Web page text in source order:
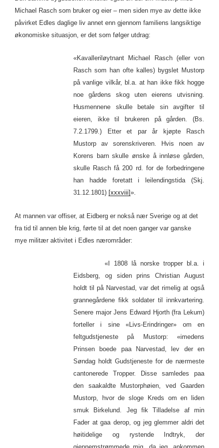
Michael Rasch som bruker og eier – men siden mye av dette ikke
påvirket Edles daglige liv annet enn gjennom familiens langsiktige
økonomiske situasjon, er det som følger utdrag:
«Kavalleriløytnant Michael Rasch (eller von
Rasch som han ofte kalles) bygslet Mustorp
på vanlige vilkår, bl.a. at han ikke fikk hogge
noe gårdens skog uten eierens utvisning.
Husmennene skulle betale sin avgifter til
eieren, ikke til brukeren på gården. (Bs.
7.2.1799.) Etter et par år kjøpte Rasch
Mustorp av sorenskriveren. Hvis noen av
Korens barn skulle ønske å innløse gården,
skulle Rasch få 200 rd. for de forbedringene
han hadde foretatt i leilendingstida (Skj.
31.12.1801) [xxxviii]».
At mannen var offiser, at Eidberg er nokså nær Sverige og at det
fra tid til annen ble krig, førte til at det noen ganger var ganske
mye militær aktivitet i Edles nærområder:
«I 1808 lå norske tropper bl.a. i
Eidsberg, og siden prins Christian August
holdt til på Narvestad, var det rimelig at også
grannegårdene fikk soldater til innkvartering.
Senere major Jens Edward Hjorth (fra Lekum)
forteller i sine «Livs-Erindringer» om en
feltgudstjeneste på Mustorp: «imedens
Prinsen boede paa Narvestad, lev der en
Søndag holdt Gudstjeneste for de nærmeste
cantonerede Tropper. Disse samledes paa
den saakaldte Mustorphøien, ved Gaarden
Mustorp, hvor de sloge Kreds om en liden
smuk Birkelund. Jeg fik Tilladelse af min
Fader at gaa derop, og jeg glemmer aldri det
høitidelige og rystende Indtryk, der